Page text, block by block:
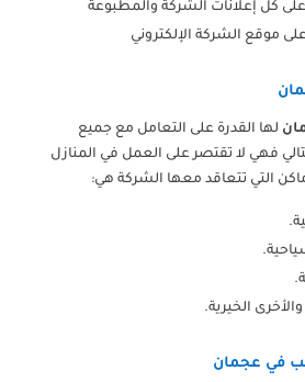
كل إعلانات الشركة والمطبوعة
موقع الشركة الإلكتروني
لها القدرة على التعامل مع جميع
فهي لا تقتصر على العمل في المنازل
التي تتعاقد معها الشركة هي:
الخيرية.
في عجمان